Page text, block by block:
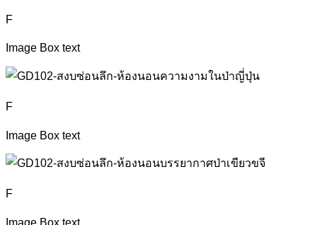
F
Image Box text
F
Image Box text
F
Image Box text